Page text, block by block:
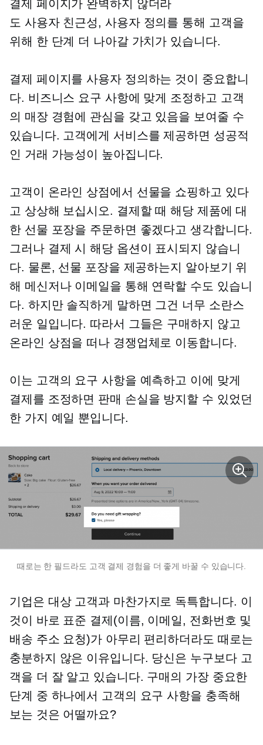
결제 페이지가 완벽하지 않더라
도 사용자 친근성, 사용자 정의를 통해 고객을
위해 한 단계 더 나아갈 가치가 있습니다.
결제 페이지를 사용자 정의하는 것이 중요합니
다. 비즈니스 요구 사항에 맞게 조정하고 고객
의 매장 경험에 관심을 갖고 있음을 보여줄 수
있습니다. 고객에게 서비스를 제공하면 성공적
인 거래 가능성이 높아집니다.
고객이 온라인 상점에서 선물을 쇼핑하고 있다
고 상상해 보십시오. 결제할 때 해당 제품에 대
한 선물 포장을 주문하면 좋겠다고 생각합니다.
그러나 결제 시 해당 옵션이 표시되지 않습니
다. 물론, 선물 포장을 제공하는지 알아보기 위
해 메신저나 이메일을 통해 연락할 수도 있습니
다. 하지만 솔직하게 말하면 그건 너무 소란스
러운 일입니다. 따라서 그들은 구매하지 않고
온라인 상점을 떠나 경쟁업체로 이동합니다.
이는 고객의 요구 사항을 예측하고 이에 맞게
결제를 조정하면 판매 손실을 방지할 수 있었던
한 가지 예일 뿐입니다.
때로는 한 필드라도 고객 결제 경험을 더 좋게 바꿀 수 있습니다.
기업은 대상 고객과 마찬가지로 독특합니다. 이
것이 바로 표준 결제(이름, 이메일, 전화번호 및
배송 주소 요청)가 아무리 편리하더라도 때로는
충분하지 않은 이유입니다. 당신은 누구보다 고
객을 더 잘 알고 있습니다. 구매의 가장 중요한
단계 중 하나에서 고객의 요구 사항을 충족해
보는 것은 어떨까요?